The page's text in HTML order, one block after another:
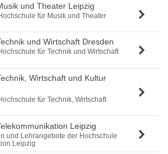
und Theater Leipzig
für Musik und Theater
und Wirtschaft Dresden
für Technik und Wirtschaft
Wirtschaft und Kultur
für Technik, Wirtschaft
Leipzig
und Lehrangebote der Hochschule
Leipzig